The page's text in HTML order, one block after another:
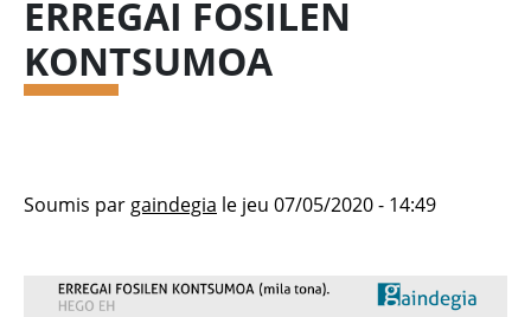
ERREGAI FOSILEN
KONTSUMOA
Soumis par gaindegia le jeu 07/05/2020 - 14:49